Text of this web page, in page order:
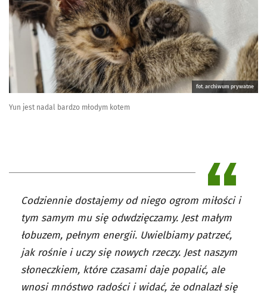
fot. archiwum prywatne
Yun jest nadal bardzo młodym kotem
Codziennie dostajemy od niego ogrom miłości i
tym samym mu się odwdzięczamy. Jest małym
łobuzem, pełnym energii. Uwielbiamy patrzeć,
jak rośnie i uczy się nowych rzeczy. Jest naszym
słoneczkiem, które czasami daje popalić, ale
wnosi mnóstwo radości i widać, że odnalazł się